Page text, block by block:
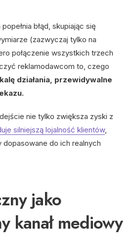
błąd, skupiając się
(zazwyczaj tylko na
połączenie wszystkich trzech
reklamodawcom to, czego
działania, przewidywalne
nie tylko zwiększa zyski z
silniejszą lojalność klientów,
do ich realnych
jako
kanał mediowy